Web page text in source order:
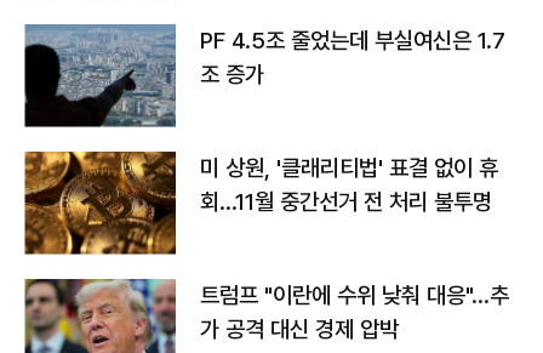
PF 4.5조 줄었는데 부실여신은 1.7
조 증가
미 상원, '클래리티법' 표결 없이 휴
회…11월 중간선거 전 처리 불투명
트럼프 "이란에 수위 낮춰 대응"…추
가 공격 대신 경제 압박